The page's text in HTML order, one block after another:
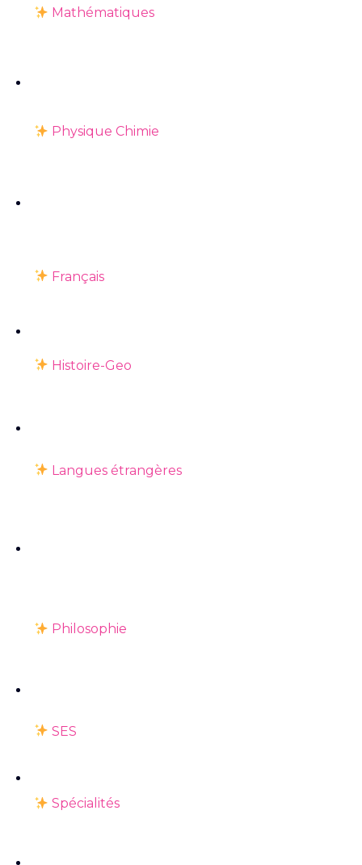
Mathématiques
Physique Chimie
Français
Histoire-Geo
Langues étrangères
Philosophie
SES
Spécialités